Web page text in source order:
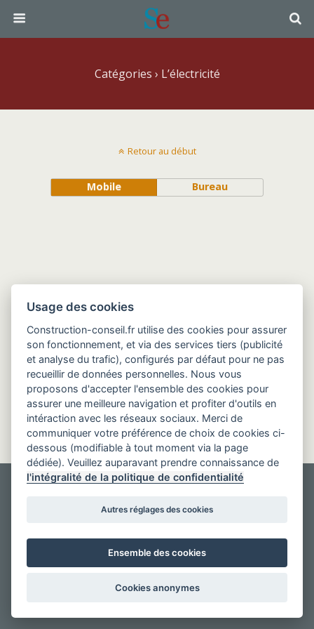
Catégories › L’électricité
Retour au début
Mobile Bureau
Usage des cookies
Construction-conseil.fr utilise des cookies pour assurer
son fonctionnement, et via des services tiers (publicité
et analyse du trafic), configurés par défaut pour ne pas
recueillir de données personnelles. Nous vous
proposons d'accepter l'ensemble des cookies pour
assurer une meilleure navigation et profiter d'outils en
intéraction avec les réseaux sociaux. Merci de
communiquer votre préférence de choix de cookies ci-
dessous (modifiable à tout moment via la page
dédiée). Veuillez auparavant prendre connaissance de
l'intégralité de la politique de confidentialité
Autres réglages des cookies
Ensemble des cookies
Cookies anonymes